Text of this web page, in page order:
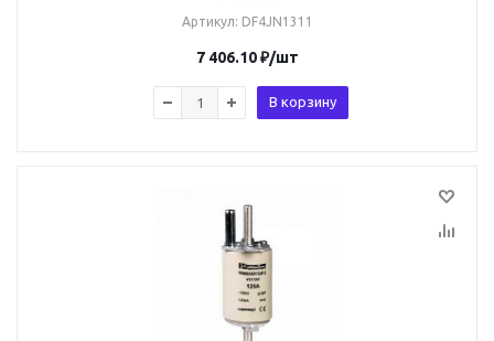
Артикул: DF4JN1311
7 406.10₽/шт
В корзину